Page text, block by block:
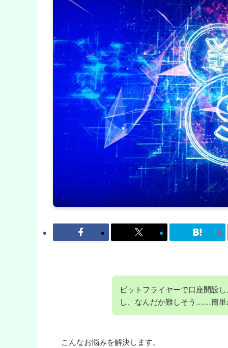
ビットフライヤーで口座開設
し、なんだか難しそう……簡単
こんなお悩みを解決します。